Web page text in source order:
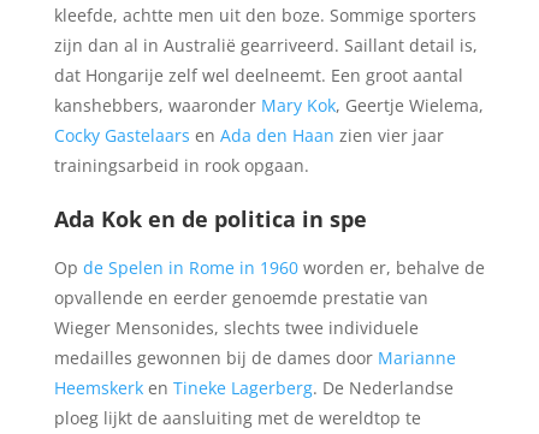
kleefde, achtte men uit den boze. Sommige sporters
zijn dan al in Australië gearriveerd. Saillant detail is,
dat Hongarije zelf wel deelneemt. Een groot aantal
kanshebbers, waaronder Mary Kok, Geertje Wielema,
Cocky Gastelaars en Ada den Haan zien vier jaar
trainingsarbeid in rook opgaan.
Ada Kok en de politica in spe
Op de Spelen in Rome in 1960worden er, behalve de
opvallende en eerder genoemde prestatie van
Wieger Mensonides, slechts twee individuele
medailles gewonnen bij de dames door Marianne
Heemskerken Tineke Lagerberg. De Nederlandse
ploeg lijkt de aansluiting met de wereldtop te